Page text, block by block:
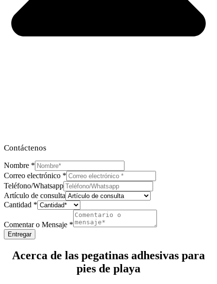
Contáctenos
Nombre *
Correo electrónico *
Teléfono/Whatsapp
Artículo de consulta
Cantidad *
Comentar o Mensaje *
Entregar
Acerca de las pegatinas adhesivas para
pies de playa